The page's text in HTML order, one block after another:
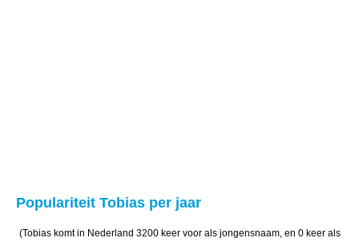
Populariteit Tobias per jaar
(Tobias komt in Nederland 3200 keer voor als jongensnaam, en 0 keer als